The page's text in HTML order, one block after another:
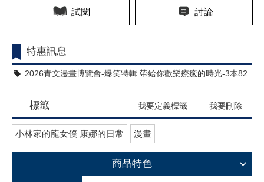
試閱 討論
特惠訊息
2026青文漫畫博覽會-爆笑特輯 帶給你歡樂療癒的時光-3本82
標籤 我要定義標籤 我要刪除
小林家的龍女僕 康娜的日常 漫畫
商品特色